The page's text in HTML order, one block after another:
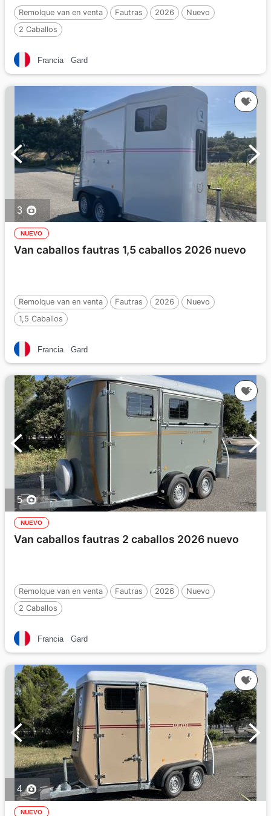
Remolque van en venta Fautras 2026
Nuevo
2 Caballos
Francia Gard
3
NUEVO
Van caballos fautras 1,5 caballos 2026 nuevo
Remolque van en venta Fautras 2026
Nuevo
1,5 Caballos
Francia Gard
5
NUEVO
Van caballos fautras 2 caballos 2026 nuevo
Remolque van en venta Fautras 2026
Nuevo
2 Caballos
Francia Gard
4
NUEVO